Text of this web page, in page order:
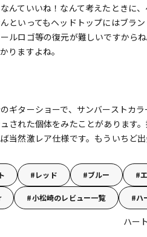
んていいね！なんて考えたときに
といってもヘッドトップにはブラ
ルロゴ等の復元が難しいですから
りますよね。
ギターショーで、サンバーストカ
された個体をみたことがあります
当然激レア仕様です。もういちど
レッド ブルー
小松崎のレビュー一覧 ハ
ハー